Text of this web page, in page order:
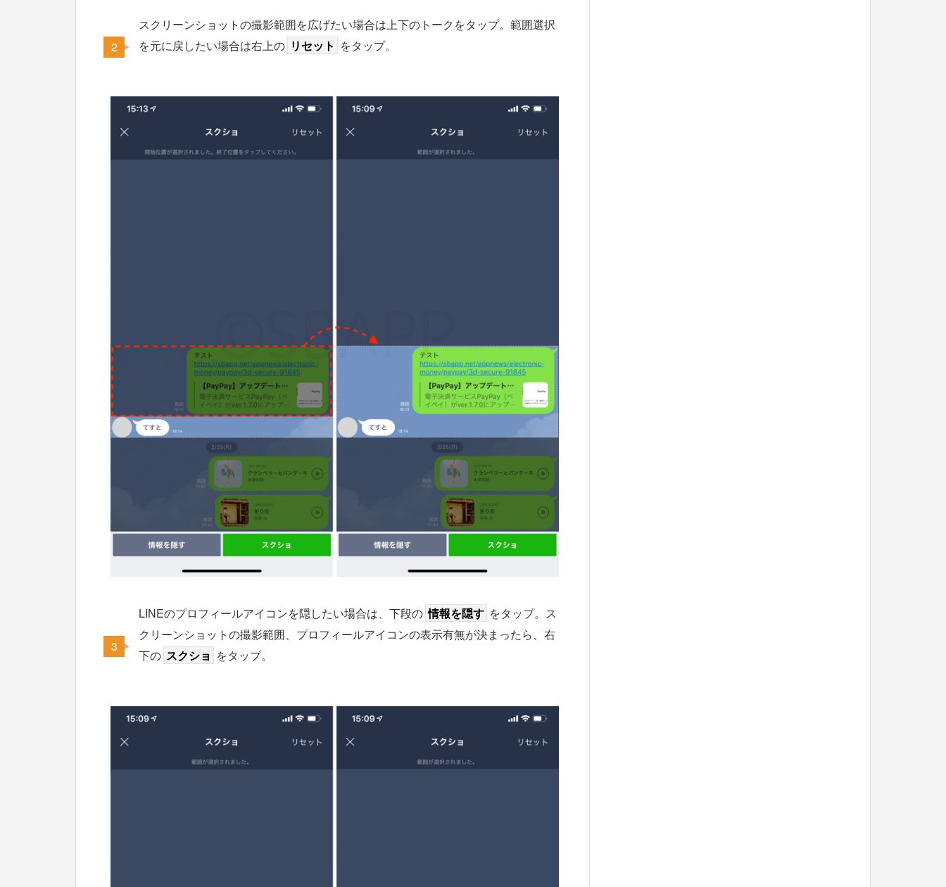
スクリーンショットの撮影範囲を広げたい場合は上下のトークをタップ。範囲選択
を元に戻したい場合は右上の リセット をタップ。
LINEのプロフィールアイコンを隠したい場合は、下段の 情報を隠す をタップ。ス
クリーンショットの撮影範囲、プロフィールアイコンの表示有無が決まったら、右
下の スクショ をタップ。